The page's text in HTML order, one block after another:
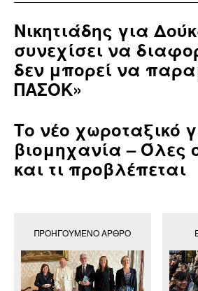
Νικητιάδης για
συνεχίσει να
δεν μπορεί να
ΠΑΣΟΚ»
Το νέο χωροταξικό
βιομηχανία – Όλες
και τι προβλέπεται
ΠΡΟΗΓΟΎΜΕΝΟ ΆΡΘΡΟ